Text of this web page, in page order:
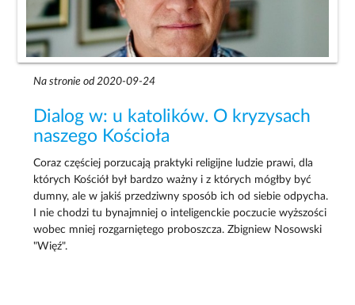
Na stronie od 2020-09-24
Dialog w: u katolików. O kryzysach
naszego Kościoła
Coraz częściej porzucają praktyki religijne ludzie prawi, dla
których Kościół był bardzo ważny i z których mógłby być
dumny, ale w jakiś przedziwny sposób ich od siebie odpycha.
I nie chodzi tu bynajmniej o inteligenckie poczucie wyższości
wobec mniej rozgarniętego proboszcza. Zbigniew Nosowski
"Więź".